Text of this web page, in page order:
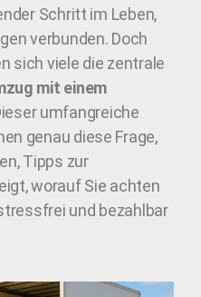
Schritt im Leben,
verbunden. Doch
sich viele die zentrale
mit einem
umfangreiche
genau diese Frage,
Tipps zur
worauf Sie achten
und bezahlbar